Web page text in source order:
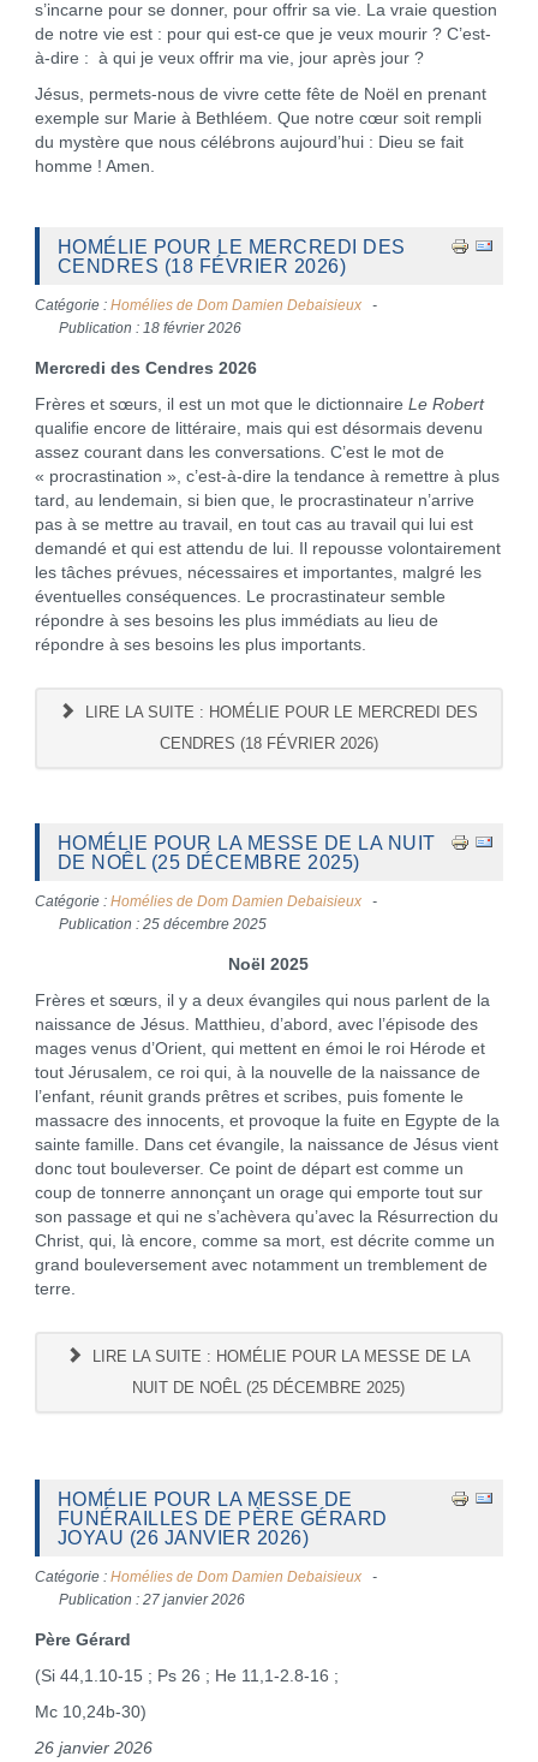
s’incarne pour se donner, pour offrir sa vie. La vraie question
de notre vie est : pour qui est-ce que je veux mourir ? C’est-
à-dire : à qui je veux offrir ma vie, jour après jour ?
Jésus, permets-nous de vivre cette fête de Noël en prenant
exemple sur Marie à Bethléem. Que notre cœur soit rempli
du mystère que nous célébrons aujourd’hui : Dieu se fait
homme ! Amen.
HOMÉLIE POUR LE MERCREDI DES
CENDRES (18 FÉVRIER 2026)
Catégorie : Homélies de Dom Damien Debaisieux
Publication : 18 février 2026
Mercredi des Cendres 2026
Frères et sœurs, il est un mot que le dictionnaire Le Robert
qualifie encore de littéraire, mais qui est désormais devenu
assez courant dans les conversations. C’est le mot de
« procrastination », c’est-à-dire la tendance à remettre à plus
tard, au lendemain, si bien que, le procrastinateur n’arrive
pas à se mettre au travail, en tout cas au travail qui lui est
demandé et qui est attendu de lui. Il repousse volontairement
les tâches prévues, nécessaires et importantes, malgré les
éventuelles conséquences. Le procrastinateur semble
répondre à ses besoins les plus immédiats au lieu de
répondre à ses besoins les plus importants.
LIRE LA SUITE : HOMÉLIE POUR LE MERCREDI DES
CENDRES (18 FÉVRIER 2026)
HOMÉLIE POUR LA MESSE DE LA NUIT
DE NOÊL (25 DÉCEMBRE 2025)
Catégorie : Homélies de Dom Damien Debaisieux
Publication : 25 décembre 2025
Noël 2025
Frères et sœurs, il y a deux évangiles qui nous parlent de la
naissance de Jésus. Matthieu, d’abord, avec l’épisode des
mages venus d’Orient, qui mettent en émoi le roi Hérode et
tout Jérusalem, ce roi qui, à la nouvelle de la naissance de
l’enfant, réunit grands prêtres et scribes, puis fomente le
massacre des innocents, et provoque la fuite en Egypte de la
sainte famille. Dans cet évangile, la naissance de Jésus vient
donc tout bouleverser. Ce point de départ est comme un
coup de tonnerre annonçant un orage qui emporte tout sur
son passage et qui ne s’achèvera qu’avec la Résurrection du
Christ, qui, là encore, comme sa mort, est décrite comme un
grand bouleversement avec notamment un tremblement de
terre.
LIRE LA SUITE : HOMÉLIE POUR LA MESSE DE LA
NUIT DE NOÊL (25 DÉCEMBRE 2025)
HOMÉLIE POUR LA MESSE DE
FUNÉRAILLES DE PÈRE GÉRARD
JOYAU (26 JANVIER 2026)
Catégorie : Homélies de Dom Damien Debaisieux
Publication : 27 janvier 2026
Père Gérard
(Si 44,1.10-15 ; Ps 26 ; He 11,1-2.8-16 ;
Mc 10,24b-30)
26 janvier 2026